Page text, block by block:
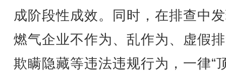
成阶段性成效。同时，在排查中
燃气企业不作为、乱作为、虚假
欺瞒隐藏等违法违规行为，一律“